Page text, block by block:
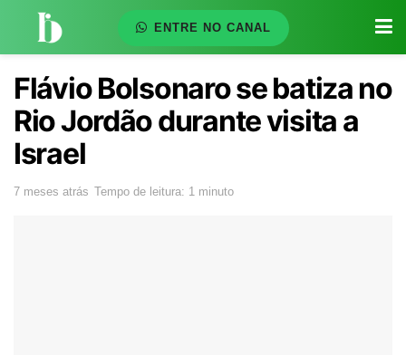
ENTRE NO CANAL
Flávio Bolsonaro se batiza no
Rio Jordão durante visita a
Israel
7 meses atrás Tempo de leitura: 1 minuto